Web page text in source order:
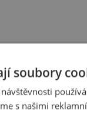
soubory
s našimi